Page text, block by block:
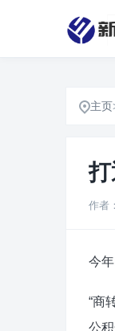
主页
作者
今
“商
公